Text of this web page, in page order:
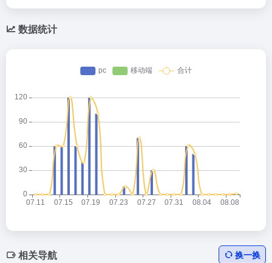
数据统计
相关导航 换一换